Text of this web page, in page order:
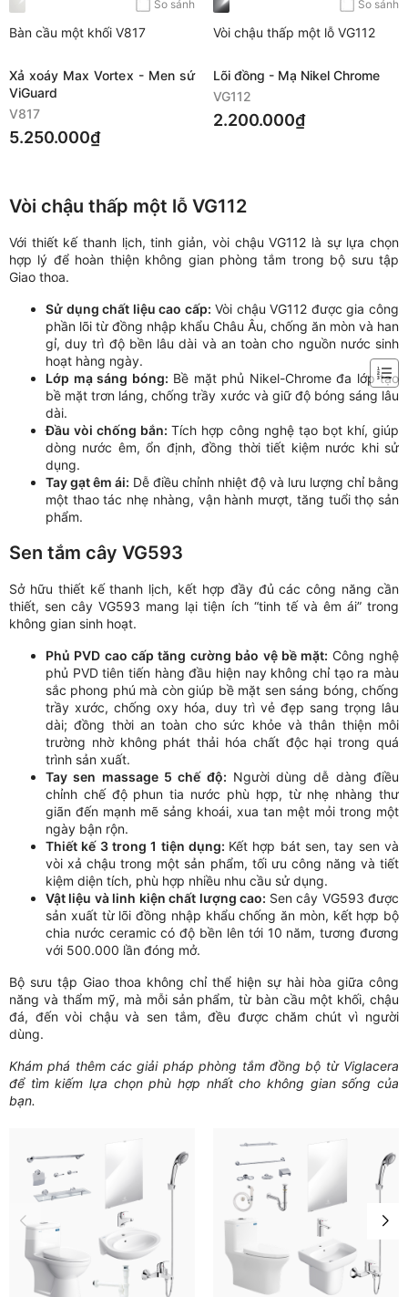
So sánh
Bàn cầu một khối V817
Xả xoáy Max Vortex - Men sứ
ViGuard
V817
5.250.000₫
So sánh
Vòi chậu thấp một lỗ VG112
Lõi đồng - Mạ Nikel Chrome
VG112
2.200.000₫
Vòi chậu thấp một lỗ VG112
Với thiết kế thanh lịch, tinh giản, vòi chậu VG112 là sự lựa chọn
hợp lý để hoàn thiện không gian phòng tắm trong bộ sưu tập
Giao thoa.
Sử dụng chất liệu cao cấp: Vòi chậu VG112 được gia công
phần lõi từ đồng nhập khẩu Châu Âu, chống ăn mòn và han
gỉ, duy trì độ bền lâu dài và an toàn cho nguồn nước sinh
hoạt hàng ngày.
Lớp mạ sáng bóng: Bề mặt phủ Nikel-Chrome đa lớp tạo
bề mặt trơn láng, chống trầy xước và giữ độ bóng sáng lâu
dài.
Đầu vòi chống bắn:Tích hợp công nghệ tạo bọt khí, giúp
dòng nước êm, ổn định, đồng thời tiết kiệm nước khi sử
dụng.
Tay gạt êm ái: Dễ điều chỉnh nhiệt độ và lưu lượng chỉ bằng
một thao tác nhẹ nhàng, vận hành mượt, tăng tuổi thọ sản
phẩm.
Sen tắm cây VG593
Sở hữu thiết kế thanh lịch, kết hợp đầy đủ các công năng cần
thiết, sen cây VG593 mang lại tiện ích “tinh tế và êm ái” trong
không gian sinh hoạt.
Phủ PVD cao cấp tăng cường bảo vệ bề mặt: Công nghệ
phủ PVD tiên tiến hàng đầu hiện nay không chỉ tạo ra màu
sắc phong phú mà còn giúp bề mặt sen sáng bóng, chống
trầy xước, chống oxy hóa, duy trì vẻ đẹp sang trọng lâu
dài; đồng thời an toàn cho sức khỏe và thân thiện môi
trường nhờ không phát thải hóa chất độc hại trong quá
trình sản xuất.
Tay sen massage 5 chế độ: Người dùng dễ dàng điều
chỉnh chế độ phun tia nước phù hợp, từ nhẹ nhàng thư
giãn đến mạnh mẽ sảng khoái, xua tan mệt mỏi trong một
ngày bận rộn.
Thiết kế 3 trong 1 tiện dụng: Kết hợp bát sen, tay sen và
vòi xả chậu trong một sản phẩm, tối ưu công năng và tiết
kiệm diện tích, phù hợp nhiều nhu cầu sử dụng.
Vật liệu và linh kiện chất lượng cao: Sen cây VG593 được
sản xuất từ lõi đồng nhập khẩu chống ăn mòn, kết hợp bộ
chia nước ceramic có độ bền lên tới 10 năm, tương đương
với 500.000 lần đóng mở.
Bộ sưu tập Giao thoa không chỉ thể hiện sự hài hòa giữa công
năng và thẩm mỹ, mà mỗi sản phẩm, từ bàn cầu một khối, chậu
đá, đến vòi chậu và sen tắm, đều được chăm chút vì người
dùng.
Khám phá thêm các giải pháp phòng tắm đồng bộ từ Viglacera
để tìm kiếm lựa chọn phù hợp nhất cho không gian sống của
bạn.